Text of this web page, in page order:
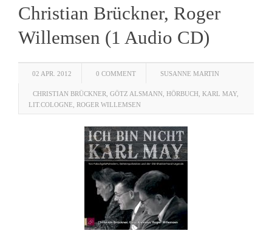
Christian Brückner, Roger
Willemsen (1 Audio CD)
02 APR. 2012 0 COMMENT SUSANNE MARTIN
CHRISTIAN BRÜCKNER GÖTZ ALSMANN HÖRBUCH KARL MAY,
LIT.COLOGNE ROGER WILLEMSEN